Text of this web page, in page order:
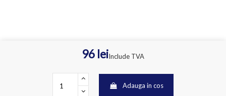
96 leiInclude TVA
Adauga in cos